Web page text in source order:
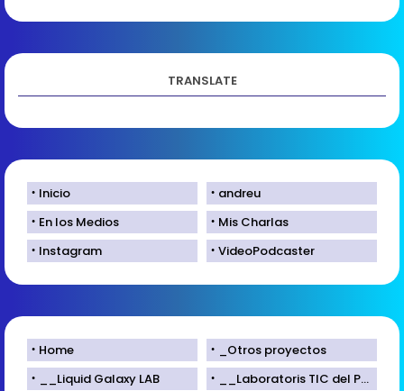
TRANSLATE
Inicio
andreu
En los Medios
Mis Charlas
Instagram
VideoPodcaster
Home
_Otros proyectos
__Liquid Galaxy LAB
__Laboratoris TIC del Parc Científic de Lleida